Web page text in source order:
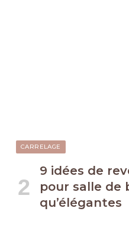
CARRELAGE
9 idées de
pour salle de
qu’élégantes